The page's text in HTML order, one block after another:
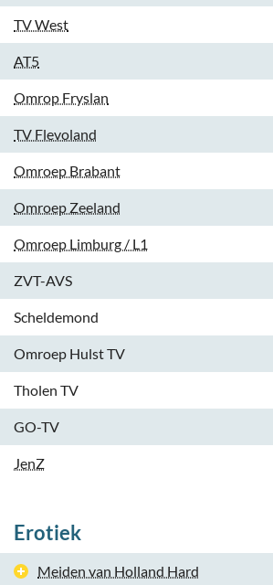
TV West
AT5
Omrop Fryslan
TV Flevoland
Omroep Brabant
Omroep Zeeland
Omroep Limburg / L1
ZVT-AVS
Scheldemond
Omroep Hulst TV
Tholen TV
GO-TV
JenZ
Erotiek
Meiden van Holland Hard